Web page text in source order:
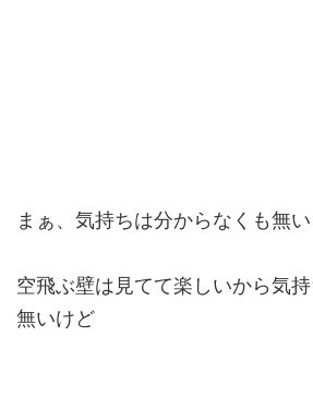
まぁ、気持ちは分からなくも無い
空飛ぶ壁は見てて楽しいから気
無いけど